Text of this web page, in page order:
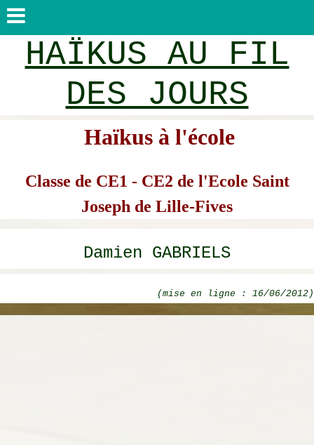
HAÏKUS AU FIL
DES JOURS
Haïkus à l'école
Classe de CE1 - CE2 de l'Ecole Saint
Joseph de Lille-Fives
Damien GABRIELS
(mise en ligne : 16/06/2012)